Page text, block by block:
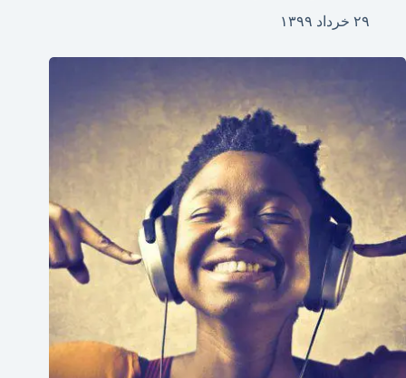
۲۹ خرداد ۱۳۹۹